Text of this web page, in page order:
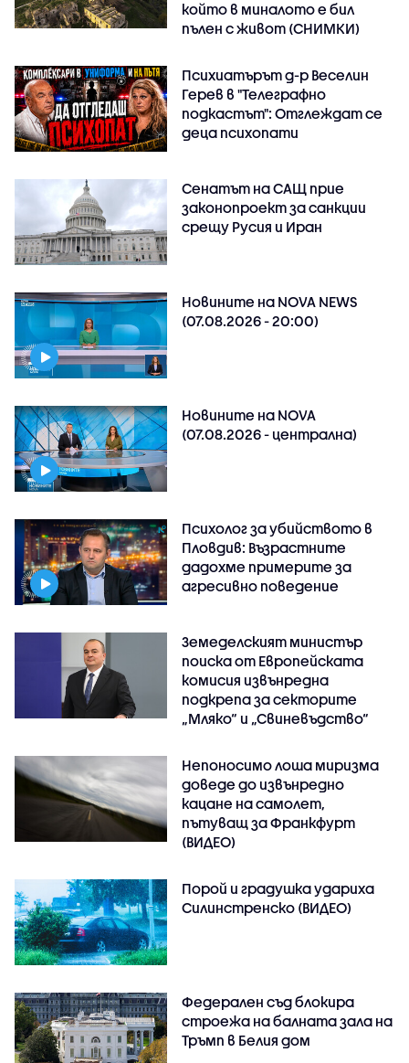
който в миналото е бил
пълен с живот (СНИМКИ)
Психиатърът д-р Веселин
Герев в "Телеграфно
подкастът": Отглеждат се
деца психопати
Сенатът на САЩ прие
законопроект за санкции
срещу Русия и Иран
Новините на NOVA NEWS
(07.08.2026 - 20:00)
Новините на NOVA
(07.08.2026 - централна)
Психолог за убийството в
Пловдив: Възрастните
дадохме примерите за
агресивно поведение
Земеделският министър
поиска от Европейската
комисия извънредна
подкрепа за секторите
„Мляко“ и „Свиневъдство“
Непоносимо лоша миризма
доведе до извънредно
кацане на самолет,
пътуващ за Франкфурт
(ВИДЕО)
Порой и градушка удариха
Силинстренско (ВИДЕО)
Федерален съд блокира
строежа на балната зала на
Тръмп в Белия дом